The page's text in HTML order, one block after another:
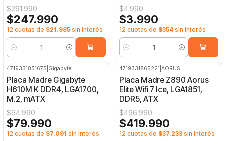
$291.990
$247.990
12 cuotas de $21.985 sin interés
Cantidad
$4.990
$3.990
12 cuotas de $354 sin interés
Cantidad
4719331851675 Gigabyte
Placa Madre Gigabyte
H610M K DDR4, LGA1700,
M.2, mATX
$94.990
$79.990
12 cuotas de $7.091 sin interés
4719331865221 |AORUS
Placa Madre Z890 Aorus
Elite Wifi 7 Ice, LGA1851,
DDR5, ATX
$496.990
$419.990
12 cuotas de $37.233 sin interés